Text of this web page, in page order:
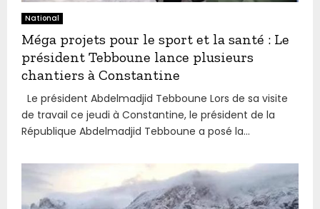
National
Méga projets pour le sport et la santé : Le
président Tebboune lance plusieurs
chantiers à Constantine
Le président Abdelmadjid Tebboune Lors de sa visite
de travail ce jeudi à Constantine, le président de la
République Abdelmadjid Tebboune a posé la...